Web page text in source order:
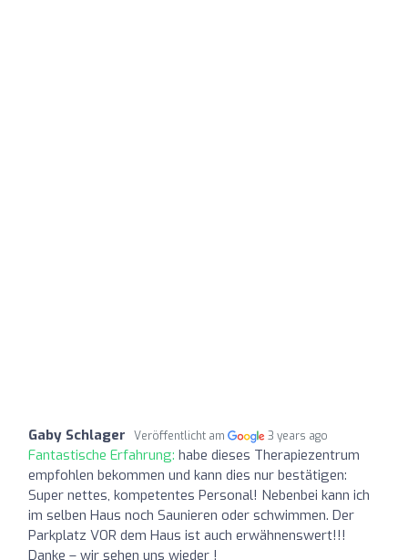
Gaby Schlager Veröffentlicht am 3 years ago
Fantastische Erfahrung: habe dieses Therapiezentrum
empfohlen bekommen und kann dies nur bestätigen:
Super nettes, kompetentes Personal! Nebenbei kann ich
im selben Haus noch Saunieren oder schwimmen. Der
Parkplatz VOR dem Haus ist auch erwähnenswert!!!
Danke – wir sehen uns wieder !